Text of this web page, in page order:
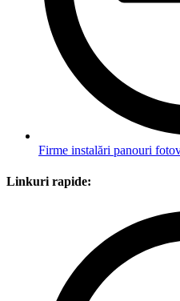
Firme instalări panouri
Linkuri rapide: